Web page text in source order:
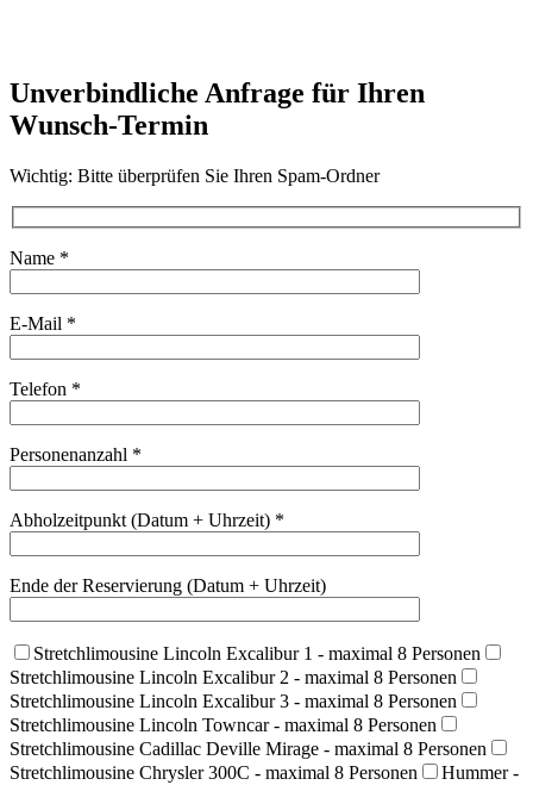
Unverbindliche Anfrage für Ihren
Wunsch-Termin
Wichtig: Bitte überprüfen Sie Ihren Spam-Ordner
Name *
E-Mail *
Telefon *
Personenanzahl *
Abholzeitpunkt (Datum + Uhrzeit) *
Ende der Reservierung (Datum + Uhrzeit)
Stretchlimousine Lincoln Excalibur 1 - maximal 8 Personen
Stretchlimousine Lincoln Excalibur 2 - maximal 8 Personen
Stretchlimousine Lincoln Excalibur 3 - maximal 8 Personen
Stretchlimousine Lincoln Towncar - maximal 8 Personen
Stretchlimousine Cadillac Deville Mirage - maximal 8 Personen
Stretchlimousine Chrysler 300C - maximal 8 Personen
Hummer -